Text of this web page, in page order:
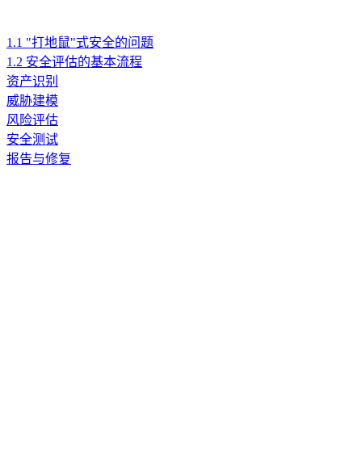
1.1 "打地鼠"式安全的问题
1.2 安全评估的基本流程
资产识别
威胁建模
风险评估
安全测试
报告与修复